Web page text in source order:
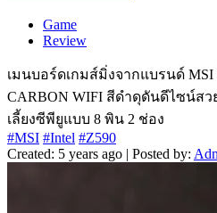
Game
Review
เมนบอร์ดเกมส์มิ่งจากแบรนด์ MSI
CARBON WIFI สีดำดุดันดีไซน์ส
เลี้ยงซีพียูแบบ 8 พิน 2 ช่อง
#MSI #Intel #Z590
Created: 5 years ago | Posted by: